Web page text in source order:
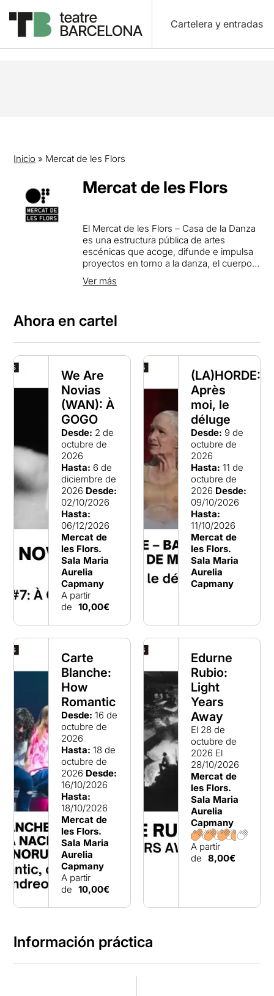
Cartelera y entradas
Inicio » Mercat de les Flors
Mercat de les Flors
El Mercat de les Flors – Casa de la Danza
es una estructura pública de artes
escénicas que acoge, difunde e impulsa
proyectos en torno a la danza, el cuerpo y
el movimiento en toda su diversidad de
creación contemporánea. Su misión es la
programación, el Mercat de les Flors es
los artistas y la comunidad. Ejerce un rol
esencial de mediador y coordinador de
proyectos a nivel local, nacional e
internacional. Trabaja en red tejiendo
complicidades para la divulgación y
acceso al conocimiento artístico y cultural.
Ver más
Ahora en cartel
We Are
Novias
(WAN): À
GOGO
Desde: 2 de
octubre de
2026
Hasta: 6 de
diciembre de
2026 Desde:
02/10/2026
Hasta:
06/12/2026
Mercat de
les Flors.
Sala Maria
Aurelia
Capmany
A partir
de 10,00€
(LA)HORDE:
Après
moi, le
déluge
Desde: 9 de
octubre de
2026
Hasta: 11 de
octubre de
2026 Desde:
09/10/2026
Hasta:
11/10/2026
Mercat de
les Flors.
Sala Maria
Aurelia
Capmany
Carte
Blanche:
How
Romantic
Desde: 16 de
octubre de
2026
Hasta: 18 de
octubre de
2026 Desde:
16/10/2026
Hasta:
18/10/2026
Mercat de
les Flors.
Sala Maria
Aurelia
Capmany
A partir
de 10,00€
Edurne
Rubio:
Light
Years
Away
El 28 de
octubre de
2026 El
28/10/2026
Mercat de
les Flors.
Sala Maria
Aurelia
Capmany
A partir
de 8,00€
Información práctica